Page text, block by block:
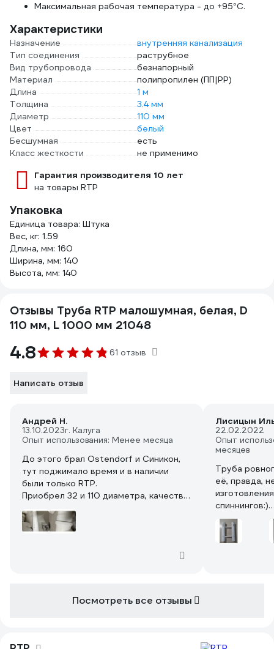
Максимальная рабочая температура - до +95°С.
Характеристики
Назначение
внутренняя канализация
Тип соединения
раструбное
Вид трубопровода
безнапорный
Материал
полипропилен (ПП|PP)
Длина
1 м
Толщина
3.4 мм
Диаметр
110 мм
Цвет
белый
Бесшумная
есть
Класс жесткости
не применимо
Гарантия производителя 10 лет
на товары RTP
Упаковка
Единица товара: Штука
Вес, кг: 1.59
Длина, мм: 160
Ширина, мм: 140
Высота, мм: 140
Отзывы Труба RTP малошумная, белая, D
110 мм, L 1000 мм 21048
4.8 61 отзыв
Написать отзыв
Андрей Н.
13.10.2023г. Калуга
Опыт использования: Менее месяца
До этого брал Ostendorf и Синикон,
тут поджимало время и в наличии
были только RTP.
Приобрел 32 и 110 диаметра, качество
исполнения не порадовало, формовка
средняя, облои, резинки не смазаны,
толщина 3.4 но в сравнении с Синикон,
Лисицын
22.02.2022
Опыт
месяцев
Труба
её, правда,
спиннингов:)
Для моих
Крепкая,
Посмотреть все отзывы